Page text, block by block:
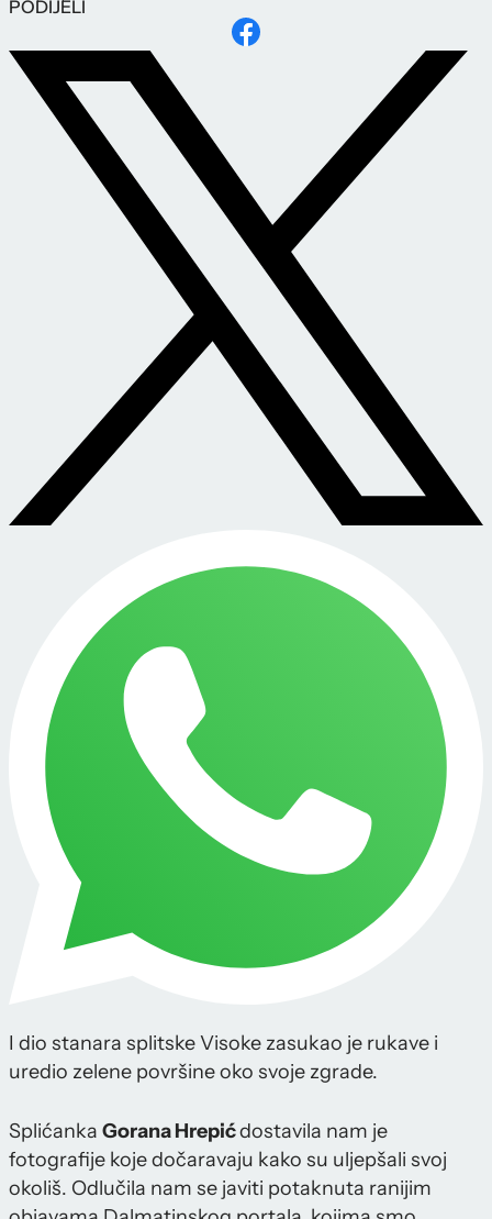
PODIJELI
I dio stanara splitske Visoke zasukao je rukave i
uredio zelene površine oko svoje zgrade.
Splićanka Gorana Hrepićdostavila nam je
fotografije koje dočaravaju kako su uljepšali svoj
okoliš. Odlučila nam se javiti potaknuta ranijim